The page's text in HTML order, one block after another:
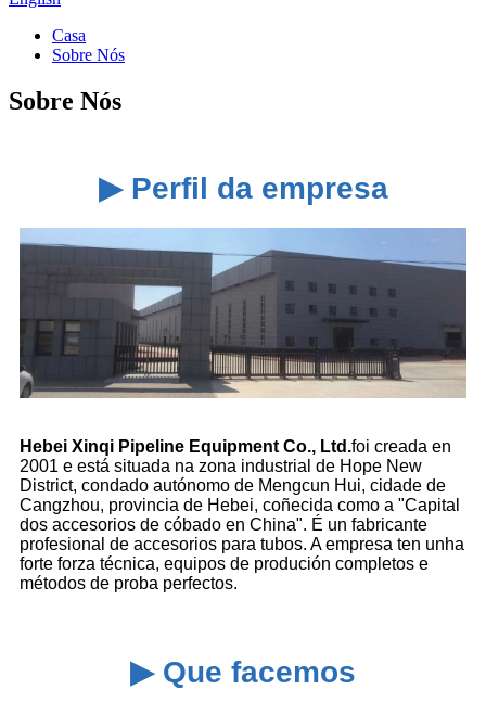
Casa
Sobre Nós
Sobre Nós
▶ Perfil da empresa
Hebei Xinqi Pipeline Equipment Co., Ltd.foi creada en
2001 e está situada na zona industrial de Hope New
District, condado autónomo de Mengcun Hui, cidade de
Cangzhou, provincia de Hebei, coñecida como a "Capital
dos accesorios de cóbado en China". É un fabricante
profesional de accesorios para tubos. A empresa ten unha
forte forza técnica, equipos de produción completos e
métodos de proba perfectos.
▶ Que facemos